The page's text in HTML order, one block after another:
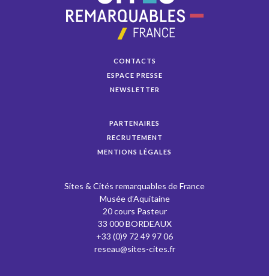
CONTACTS
ESPACE PRESSE
NEWSLETTER
PARTENAIRES
RECRUTEMENT
MENTIONS LÉGALES
Sites & Cités remarquables de France
Musée d’Aquitaine
20 cours Pasteur
33 000 BORDEAUX
+33 (0)9 72 49 97 06
reseau@sites-cites.fr